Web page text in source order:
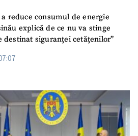
reduce consumul de energie
explică de ce nu va stinge
siguranței cetățenilor”